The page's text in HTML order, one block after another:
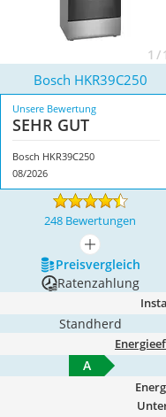
1 /
Bosch HKR39C250
Unsere Bewertung
SEHR GUT
Bosch HKR39C250
08/2026
248 Bewertungen
mehr
Preis­vergleich
Ratenzahlung
Standherd
A